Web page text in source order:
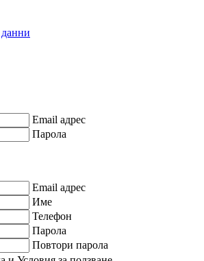
Email адрес
Парола
Email адрес
Име
Телефон
Парола
Повтори парола